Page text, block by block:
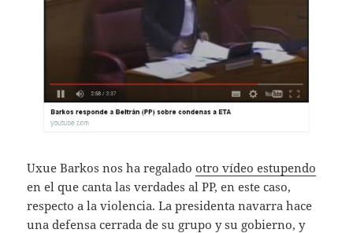
Uxue Barkos nos ha regaladootro vídeo estupendo
en el que canta las verdades al PP, en este caso,
respecto a la violencia. La presidenta navarra hace
una defensa cerrada de su grupo y su gobierno, y